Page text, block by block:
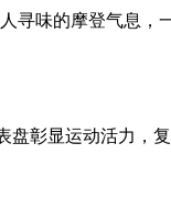
味的摩登气息
彰显运动活力，